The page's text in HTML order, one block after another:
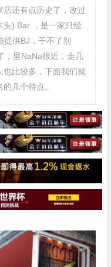
还有点历史了，改过
头) Bar ，是一家只经
提供BJ，干不了别
，里NaNa很近，走几
也比较多，下面我们就
几个特点。